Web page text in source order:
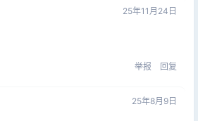
25年11月24日
举报 回复
25年8月9日